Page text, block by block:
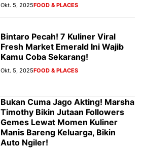
Okt. 5, 2025FOOD & PLACES
Bintaro Pecah! 7 Kuliner Viral
Fresh Market Emerald Ini Wajib
Kamu Coba Sekarang!
Okt. 5, 2025FOOD & PLACES
Bukan Cuma Jago Akting! Marsha
Timothy Bikin Jutaan Followers
Gemes Lewat Momen Kuliner
Manis Bareng Keluarga, Bikin
Auto Ngiler!